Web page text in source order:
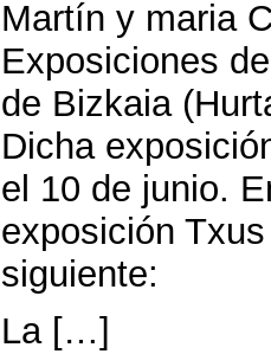
Martín y maria
Exposiciones
de Bizkaia
Dicha
el 10 de junio.
exposición
siguiente:
La […]